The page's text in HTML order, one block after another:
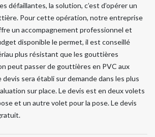
défaillantes, la solution, c’est d’opérer un
Pour cette opération, notre entreprise
un accompagnement professionnel et
disponible le permet, il est conseillé
plus résistant que les gouttières
peut passer de gouttières en PVC aux
sera établi sur demande dans les plus
sur place. Le devis est en deux volets
et un autre volet pour la pose. Le devis